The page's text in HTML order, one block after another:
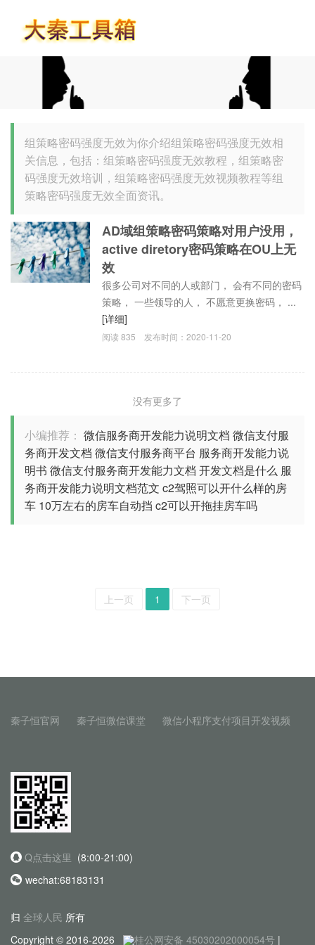
组策略密码强度无效为你介绍组策略密码强度无效相
关信息，包括：组策略密码强度无效教程，组策略密
码强度无效培训，组策略密码强度无效视频教程等组
策略密码强度无效全面资讯。
AD域组策略密码策略对用户没用，
active diretory密码策略在OU上无
效
很多公司对不同的人或部门， 会有不同的密码
策略， 一些领导的人， 不愿意更换密码， ...
[详细]
阅读835 发布时间：2020-11-20
没有更多了
小编推荐： 微信服务商开发能力说明文档 微信支付服
务商开发文档 微信支付服务商平台 服务商开发能力说
明书 微信支付服务商开发能力文档 开发文档是什么 服
务商开发能力说明文档范文 c2驾照可以开什么样的房
车 10万左右的房车自动挡 c2可以开拖挂房车吗
上一页 1 下一页
秦子恒官网 秦子恒微信课堂 微信小程序支付项目开发视频
Q点击这里 (8:00-21:00)
wechat:68183131
归 全球人民 所有
Copyright © 2016-2026
桂公网安备 45030202000054号 |